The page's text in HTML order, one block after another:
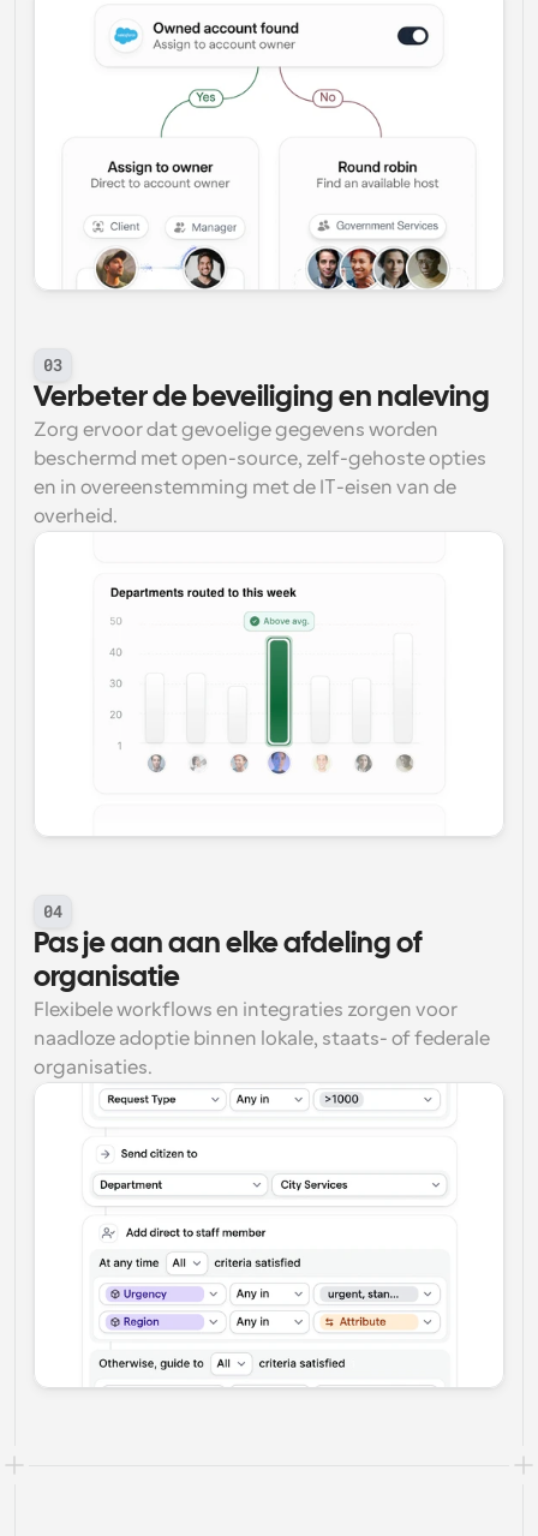
03
Verbeter de beveiliging en naleving
Zorg ervoor dat gevoelige gegevens worden
beschermd met open-source, zelf-gehoste opties
en in overeenstemming met de IT-eisen van de
overheid.
04
Pas je aan aan elke afdeling of
organisatie
Flexibele workflows en integraties zorgen voor
naadloze adoptie binnen lokale, staats- of federale
organisaties.